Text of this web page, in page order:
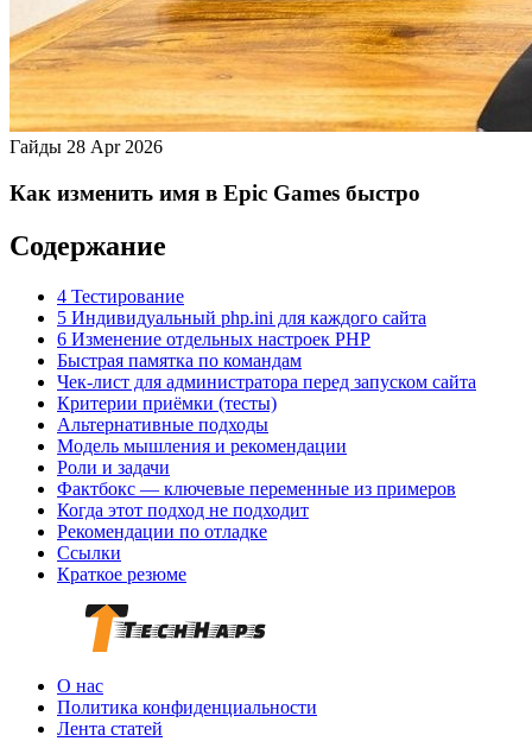
Гайды 28 Apr 2026
Как изменить имя в Epic Games быстро
Содержание
4 Тестирование
5 Индивидуальный php.ini для каждого сайта
6 Изменение отдельных настроек PHP
Быстрая памятка по командам
Чек-лист для администратора перед запуском сайта
Критерии приёмки (тесты)
Альтернативные подходы
Модель мышления и рекомендации
Роли и задачи
Фактбокс — ключевые переменные из примеров
Когда этот подход не подходит
Рекомендации по отладке
Ссылки
Краткое резюме
О нас
Политика конфиденциальности
Лента статей